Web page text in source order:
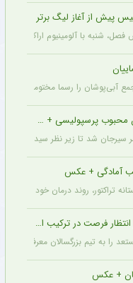
پیش از آغاز لیگ برتر
شنبه با آلومینیوم اراک دیدار
آبی‌پوشان را رسما مختومه اعلام
پرسپولیسی + سند
سیرجان شد تا زیر نظر سیدمهدی
آمادگی + عکس
تراکتور، روند درمان خود را
فرصت در ترکیب اصلی
را به تیم بزرگسالان معرفی
+ عکس